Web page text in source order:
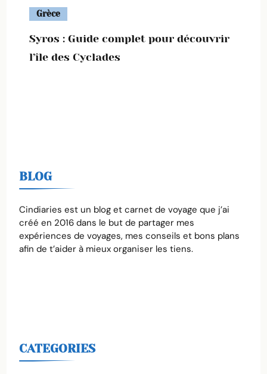
Grèce
Syros : Guide complet pour découvrir
l’île des Cyclades
BLOG
Cindiaries est un blog et carnet de voyage que j’ai
créé en 2016 dans le but de partager mes
expériences de voyages, mes conseils et bons plans
afin de t’aider à mieux organiser les tiens.
CATEGORIES